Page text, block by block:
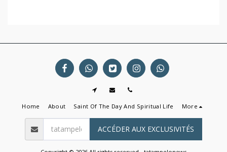
Home About Saint Of The Day And Spiritual Life More
ACCÉDER AUX EXCLUSIVITÉS